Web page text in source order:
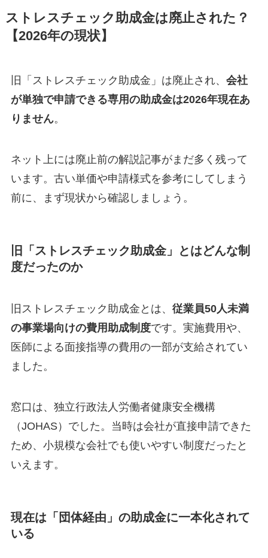
ストレスチェック助成金は廃止された？
【2026年の現状】
旧「ストレスチェック助成金」は廃止され、 会社
が単独で申請できる専用の助成金は2026年現在あ
りません。
ネット上には廃止前の解説記事がまだ多く残って
います。古い単価や申請様式を参考にしてしまう
前に、まず現状から確認しましょう。
旧「ストレスチェック助成金」とはどんな制
度だったのか
旧ストレスチェック助成金とは、 従業員50人未満
の事業場向けの費用助成制度です。実施費用や、
医師による面接指導の費用の一部が支給されてい
ました。
窓口は、独立行政法人労働者健康安全機構
（JOHAS）でした。当時は会社が直接申請できた
ため、小規模な会社でも使いやすい制度だったと
いえます。
現在は「団体経由」の助成金に一本化されて
いる